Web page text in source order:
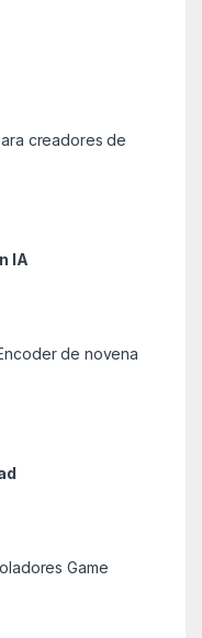
creadores de
IA
de novena
Game